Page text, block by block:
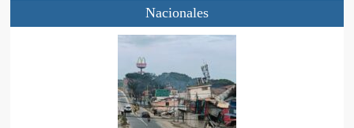
Nacionales